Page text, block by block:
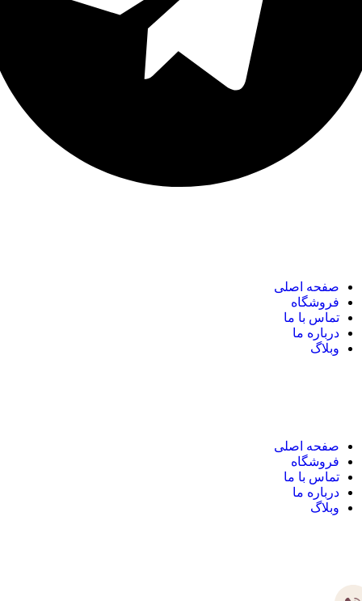
صفحه اصلی
فروشگاه
تماس با ما
درباره ما
وبلاگ
صفحه اصلی
فروشگاه
تماس با ما
درباره ما
وبلاگ